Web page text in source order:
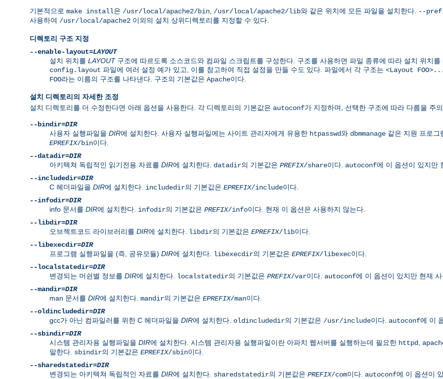
기본적으로 make install은 /usr/local/apache2/bin, /usr/local/apache2/lib와 같은 위치에 모든 파일을 설치한다. --
사용하여 /usr/local/apache2 이외의 설치 상위디렉토리를 지정할 수 있다.
디렉토리 구조 지정
--enable-layout=LAYOUT
설치 위치를 LAYOUT구조에 따르도록 소스코드와 컴파일 스크립트를 구성한다. 구조를 사용하면 파일 종류에 따라 설치 위치를
config.layout 파일에 여러 설정 예가 있고, 이를 참고하여 직접 설정을 만들 수도 있다. 파일에서 각 구조는 <Layout
FOO라는 이름의 구조를 나타낸다. 구조의 기본값은 Apache이다.
설치 디렉토리의 자세한 조정
설치 디렉토리를 더 수정한다면 아래 옵션을 사용한다. 각 디렉토리의 기본값은 autoconf가 지정하며, 선택한 구조에 따라 다름을 주의
--bindir=DIR
사용자 실행파일을 DIR에 설치한다. 사용자 실행파일에는 사이트 관리자에게 유용한 htpasswd와 dbmmanage 같은 지원 프로그
EPREFIX/bin이다.
--datadir=DIR
아키텍쳐 독립적인 읽기전용 자료를 DIR에 설치한다. datadir의 기본값은 PREFIX/share이다. autoconf에 이 옵션이 있지만
--includedir=DIR
C 헤더파일을 DIR에 설치한다. includedir의 기본값은 EPREFIX/include이다.
--infodir=DIR
info 문서를 DIR에 설치한다. infodir의 기본값은 PREFIX/info이다. 현재 이 옵션은 사용하지 않는다.
--libdir=DIR
오브젝트코드 라이브러리를 DIR에 설치한다. libdir의 기본값은 EPREFIX/lib이다.
--libexecdir=DIR
프로그램 실행파일을 (즉, 공유모듈) DIR에 설치한다. libexecdir의 기본값은 EPREFIX/libexec이다.
--localstatedir=DIR
변경되는 머쉰별 정보를 DIR에 설치한다. localstatedir의 기본값은 PREFIX/var이다. autoconf에 이 옵션이 있지만 현재 사
--mandir=DIR
man 문서를 DIR에 설치한다. mandir의 기본값은 EPREFIX/man이다.
--oldincludedir=DIR
gcc가 아닌 컴파일러를 위한 C 헤더파일을 DIR에 설치한다. oldincludedir의 기본값은 /usr/include이다. autoconf에 이
--sbindir=DIR
시스템 관리자용 실행파일을 DIR에 설치한다. 시스템 관리자용 실행파일이란 아파치 웹서버를 실행하는데 필요한 httpd
말한다. sbindir의 기본값은 EPREFIX/sbin이다.
--sharedstatedir=DIR
변경되는 아키텍쳐 독립적인 자료를 DIR에 설치한다. sharedstatedir의 기본값은 PREFIX/com이다. autoconf에 이 옵션이